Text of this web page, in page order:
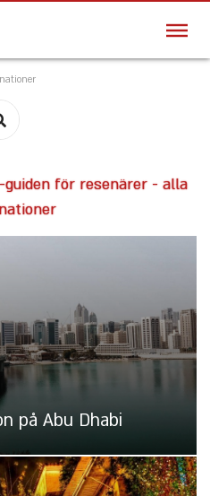
guiden för resenärer - alla
på Abu Dhabi